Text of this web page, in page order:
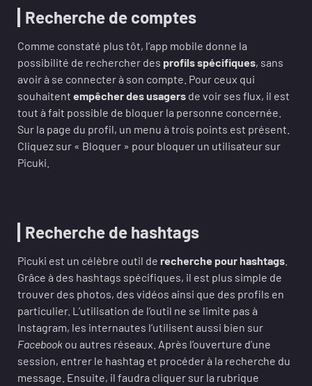
Recherche de comptes
Comme constaté plus tôt, l’app mobile donne la
possibilité de rechercher des profils spécifiques, sans
avoir à se connecter à son compte. Pour ceux qui
souhaitent empêcher des usagers de voir ses flux, il est
tout à fait possible de bloquer la personne concernée.
Sur la page du profil, un menu à trois points est présent.
Cliquez sur « Bloquer » pour bloquer un utilisateur sur
Picuki.
Recherche de hashtags
Picuki est un célèbre outil de recherche pour hashtags
Grâce à des hashtags spécifiques, il est plus simple de
trouver des photos, des vidéos ainsi que des profils en
particulier. L’utilisation de l’outil ne se limite pas à
Instagram, les internautes l’utilisent aussi bien sur
Facebook ou autres réseaux. Après l’ouverture d’une
session, entrer le hashtag et procéder à la recherche du
message. Ensuite, il faudra cliquer sur la rubrique